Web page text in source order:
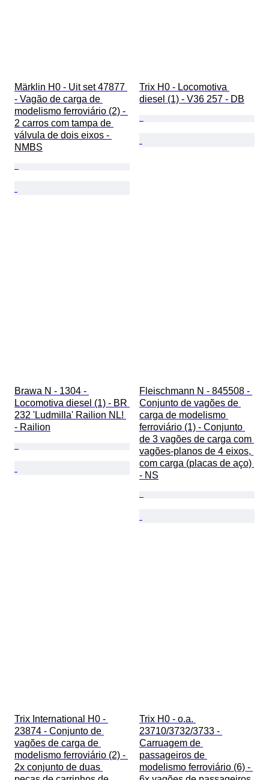
Märklin H0 - Uit set 47877
- Vagão de carga de
modelismo ferroviário (2) -
2 carros com tampa de
válvula de dois eixos -
NMBS
Trix H0 - Locomotiva
diesel (1) - V36 257 - DB
Brawa N - 1304 -
Locomotiva diesel (1) - BR
232 'Ludmilla' Railion NL!
- Railion
Fleischmann N - 845508 -
Conjunto de vagões de
carga de modelismo
ferroviário (1) - Conjunto
de 3 vagões de carga com
vagões-planos de 4 eixos,
com carga (placas de aço)
- NS
Trix International H0 -
23874 - Conjunto de
vagões de carga de
modelismo ferroviário (2) -
2x conjunto de duas
Trix H0 - o.a.
23710/3732/3733 -
Carruagem de
passageiros de
modelismo ferroviário (6) -